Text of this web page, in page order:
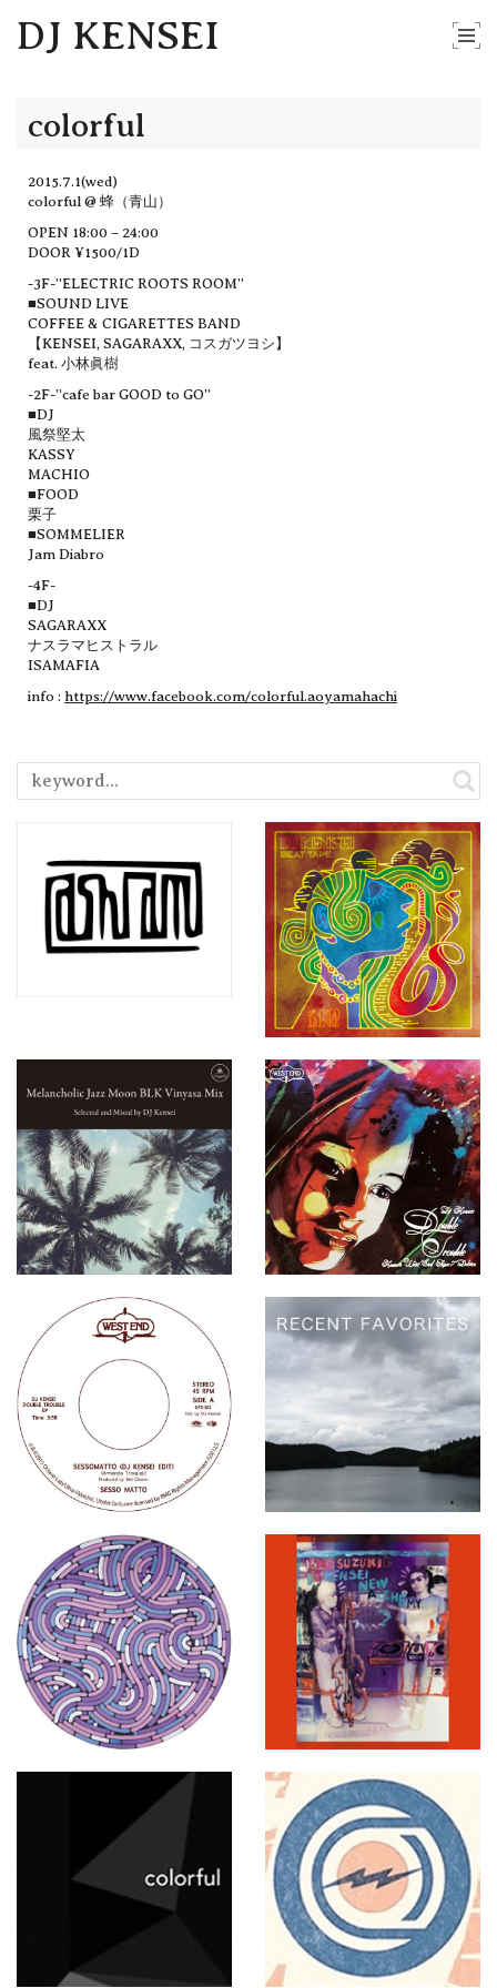
DJ KENSEI
colorful
2015.7.1(wed)
colorful @ 蜂（青山）
OPEN 18:00 – 24:00
DOOR ¥1500/1D
-3F-”ELECTRIC ROOTS ROOM”
■SOUND LIVE
COFFEE & CIGARETTES BAND
【KENSEI, SAGARAXX, コスガツヨシ】
feat. 小林眞樹
-2F-”cafe bar GOOD to GO”
■DJ
風祭堅太
KASSY
MACHIO
■FOOD
栗子
■SOMMELIER
Jam Diabro
-4F-
■DJ
SAGARAXX
ナスラマヒストラル
ISAMAFIA
info : https://www.facebook.com/colorful.aoyamahachi